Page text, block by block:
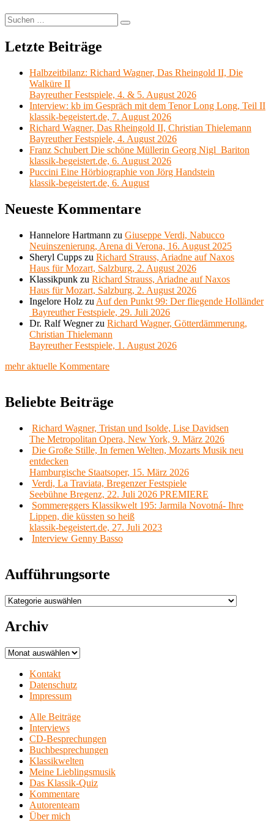
Suchen
nach:
Suchen
Letzte Beiträge
Halbzeitbilanz: Richard Wagner, Das Rheingold II, Die
Walküre II
Bayreuther Festspiele, 4. & 5. August 2026
Interview: kb im Gespräch mit dem Tenor Long Long, Teil II
klassik-begeistert.de, 7. August 2026
Richard Wagner, Das Rheingold II, Christian Thielemann
Bayreuther Festspiele, 4. August 2026
Franz Schubert Die schöne Müllerin Georg Nigl Bariton
klassik-begeistert.de, 6. August 2026
Puccini Eine Hörbiographie von Jörg Handstein
klassik-begeistert.de, 6. August
Neueste Kommentare
Hannelore Hartmann zu Giuseppe Verdi, Nabucco
Neuinszenierung, Arena di Verona, 16. August 2025
Sheryl Cupps zu Richard Strauss, Ariadne auf Naxos
Haus für Mozart, Salzburg, 2. August 2026
Klassikpunk zu Richard Strauss, Ariadne auf Naxos
Haus für Mozart, Salzburg, 2. August 2026
Ingelore Holz zu Auf den Punkt 99: Der fliegende Holländer
Bayreuther Festspiele, 29. Juli 2026
Dr. Ralf Wegnerzu Richard Wagner, Götterdämmerung,
Christian Thielemann
Bayreuther Festspiele, 1. August 2026
mehr aktuelle Kommentare
Beliebte Beiträge
Richard Wagner, Tristan und Isolde, Lise Davidsen
The Metropolitan Opera, New York, 9. März 2026
Die Große Stille, In fernen Welten, Mozarts Musik neu
entdecken
Hamburgische Staatsoper, 15. März 2026
Verdi, La Traviata, Bregenzer Festspiele
Seebühne Bregenz, 22. Juli 2026 PREMIERE
Sommereggers Klassikwelt 195: Jarmila Novotná- Ihre
Lippen, die küssten so heiß
klassik-begeistert.de, 27. Juli 2023
Interview Genny Basso
Aufführungsorte
Aufführungsorte
Archiv
Archiv
Kontakt
Datenschutz
Impressum
Alle Beiträge
Interviews
CD-Besprechungen
Buchbesprechungen
Klassikwelten
Meine Lieblingsmusik
Das Klassik-Quiz
Kommentare
Autorenteam
Über mich